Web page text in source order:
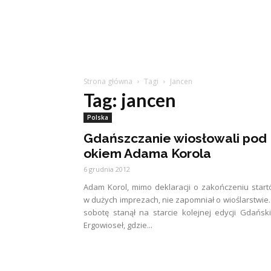
Strona główna Tagi Jancen
Tag: jancen
Polska
Gdańszczanie wiosłowali pod
okiem Adama Korola
6 grudnia 2012
Adam Korol, mimo deklaracji o zakończeniu
w dużych imprezach, nie zapomniał o
sobotę stanął na starcie kolejnej edycji
Ergowioseł, gdzie...